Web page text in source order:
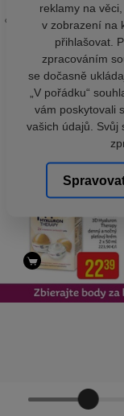
reklamy na
v zobrazení na
přihlašovat.
zpracováním
se dočasně
„V pořádku“
vám poskytovali
vašich údajů. Svůj